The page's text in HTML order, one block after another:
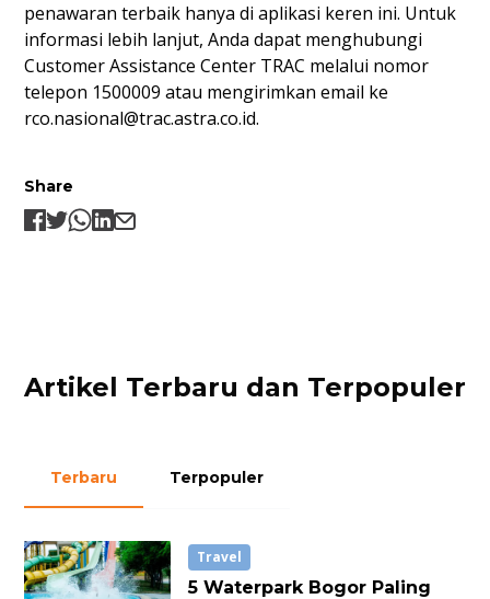
penawaran terbaik hanya di aplikasi keren ini. Untuk
informasi lebih lanjut, Anda dapat menghubungi
Customer Assistance Center TRAC melalui nomor
telepon 1500009 atau mengirimkan email ke
rco.nasional@trac.astra.co.id.
Share
Artikel Terbaru dan Terpopuler
Terbaru Terpopuler
Travel
5 Waterpark Bogor Paling